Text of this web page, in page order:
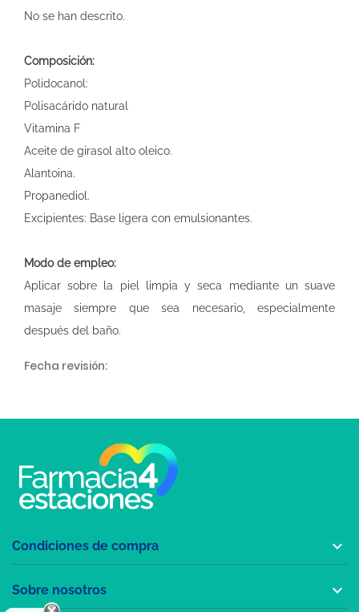
No se han descrito.
Composición:
Polidocanol:
Polisacárido natural
Vitamina F
Aceite de girasol alto oleico.
Alantoina.
Propanediol.
Excipientes: Base ligera con emulsionantes.
Modo de empleo:
Aplicar sobre la piel limpia y seca mediante un suave
masaje siempre que sea necesario, especialmente
después del baño.
Fecha revisión:
Condiciones de compra 
Sobre nosotros 